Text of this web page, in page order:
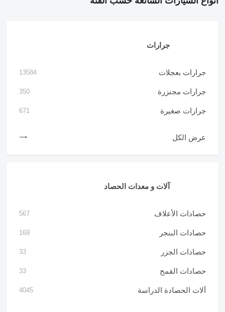
جرارات
جرارات بعجلات 13584
جرارات مجنزرة 350
جرارات صغيرة 671
عرض الكل
آلات و معدات الحصاد
حصادات الأعلاف 567
حصادات البنجر 169
حصادات الجزر 33
حصادات القمح 33
آلات الحصادة الدراسة 4045